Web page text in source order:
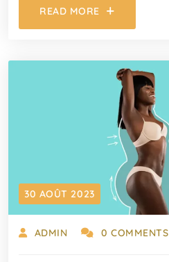
READ MORE
30 AOÛT 2023
ADMIN 0 COMMENTS